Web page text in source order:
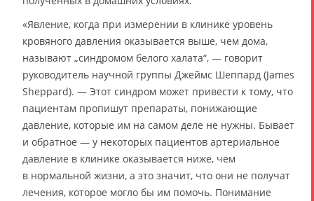
«Явление, когда при измерении в клинике уровень
кровяного давления оказывается выше, чем дома,
называют „синдромом белого халата“, — говорит
руководитель научной группы Джеймс Шеппард (James
Sheppard). — Этот синдром может привести к тому, что
пациентам пропишут препараты, понижающие
давление, которые им на самом деле не нужны. Бывает
и обратное — у некоторых пациентов артериальное
давление в клинике оказывается ниже, чем
в нормальной жизни, а это значит, что они не получат
лечения, которое могло бы им помочь. Понимание